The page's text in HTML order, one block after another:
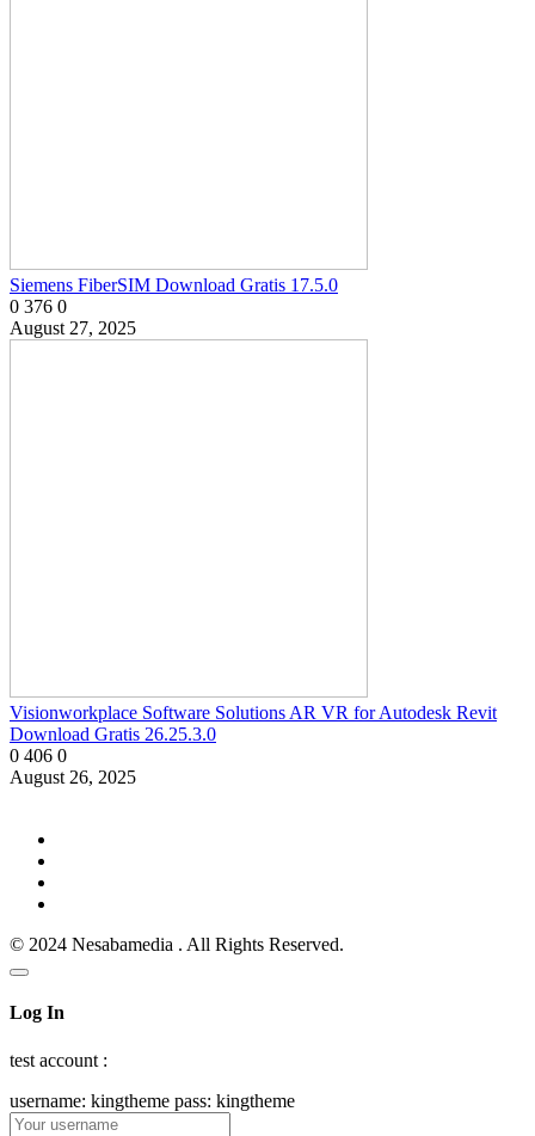
Siemens FiberSIM Download Gratis 17.5.0
0 376 0
August 27, 2025
Visionworkplace Software Solutions AR VR for Autodesk Revit
Download Gratis 26.25.3.0
0 406 0
August 26, 2025
© 2024 Nesabamedia . All Rights Reserved.
Log In
test account :
username: kingtheme pass: kingtheme